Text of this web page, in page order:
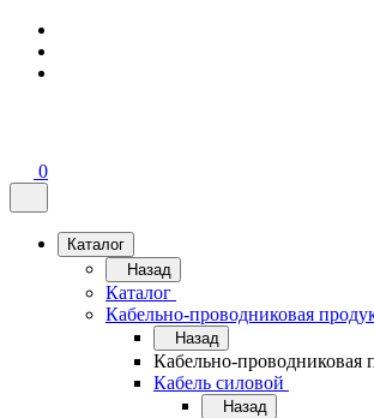
0
Каталог
Назад
Каталог
Кабельно-проводниковая
Назад
Кабельно-проводниковая
Кабель силовой
Назад